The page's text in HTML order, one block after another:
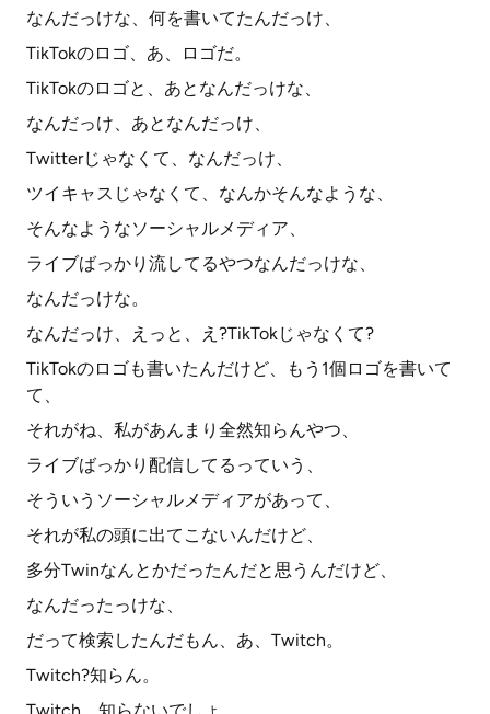
なんだっけな、何を書いてたんだっけ、
TikTokのロゴ、あ、ロゴだ。
TikTokのロゴと、あとなんだっけな、
なんだっけ、あとなんだっけ、
Twitterじゃなくて、なんだっけ、
ツイキャスじゃなくて、なんかそんなような、
そんなようなソーシャルメディア、
ライブばっかり流してるやつなんだっけな、
なんだっけな。
なんだっけ、えっと、え?TikTokじゃなくて?
TikTokのロゴも書いたんだけど、もう1個ロゴを書いて
て、
それがね、私があんまり全然知らんやつ、
ライブばっかり配信してるっていう、
そういうソーシャルメディアがあって、
それが私の頭に出てこないんだけど、
多分Twinなんとかだったんだと思うんだけど、
なんだったっけな、
だって検索したんだもん、あ、Twitch。
Twitch?知らん。